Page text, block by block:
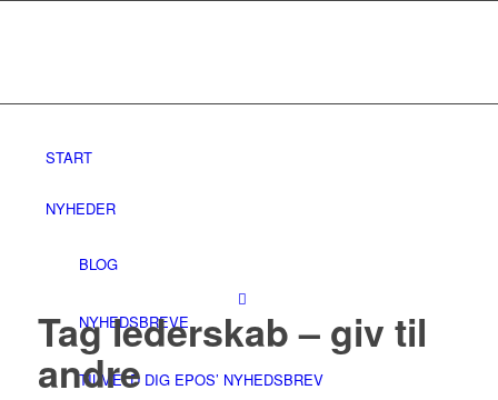
START
NYHEDER
BLOG
NYHEDSBREVE
TILMELD DIG EPOS’ NYHEDSBREV
Tag lederskab – giv til
andre